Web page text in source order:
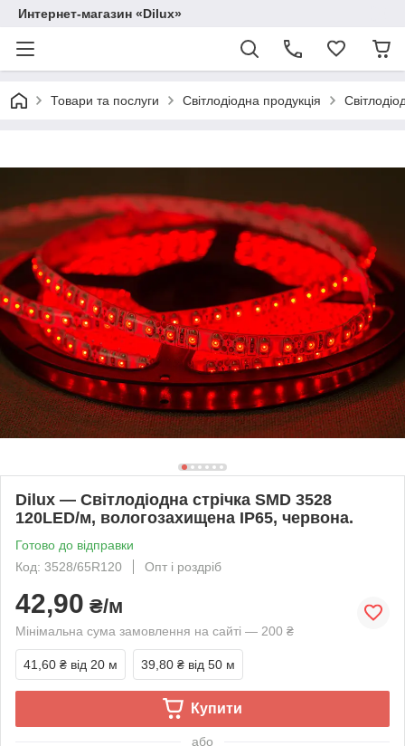
Интернет-магазин «Dilux»
Товари та послуги Світлодіодна продукція
Dilux — Світлодіодна стрічка SMD 3528
120LED/м, вологозахищена IP65, червона.
Готово до відправки
Код: 3528/65R120
Опт і роздріб
42,90 ₴/м
Мінімальна сума замовлення на сайті — 200 ₴
41,60 ₴ від 20 м 39,80 ₴ від 50 м
Купити
або